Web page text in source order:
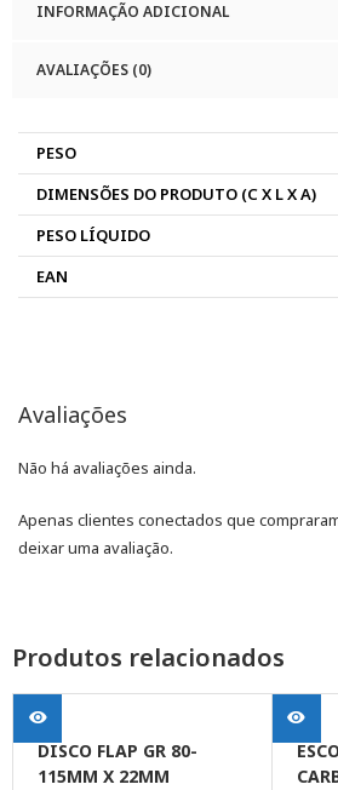
INFORMAÇÃO ADICIONAL
AVALIAÇÕES (0)
PESO
DIMENSÕES DO PRODUTO (C X L X A)
PESO LÍQUIDO
EAN
Avaliações
Não há avaliações ainda.
Apenas clientes conectados que
deixar uma avaliação.
Produtos relacionados
DISCO FLAP GR 80-
115MM X 22MM